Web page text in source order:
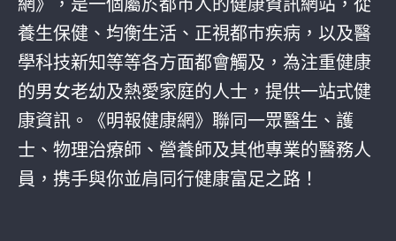
網》，是一個屬於都巿人的健康資訊網站，從
養生保健、均衡生活、正視都巿疾病，以及醫
學科技新知等等各方面都會觸及，為注重健康
的男女老幼及熱愛家庭的人士，提供一站式健
康資訊。《明報健康網》聯同一眾醫生、護
士、物理治療師、營養師及其他專業的醫務人
員，携手與你並肩同行健康富足之路！